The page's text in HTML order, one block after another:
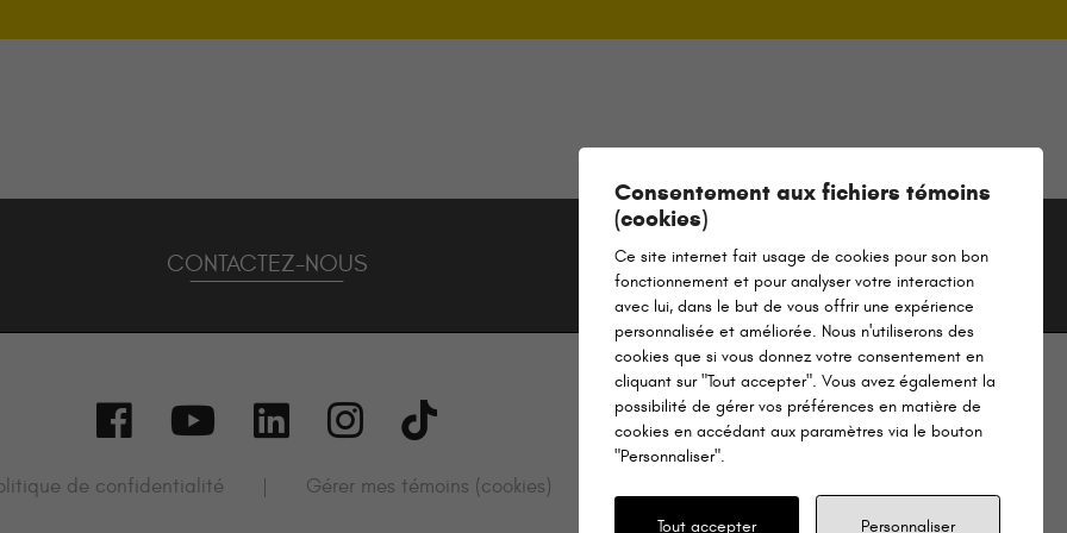
CONTACTEZ-NOUS
de confidentialité Gérer mes témoins (cookies)
Consentement aux fichiers témoins
(cookies)
Ce site internet fait usage de cookies pour son bon
fonctionnement et pour analyser votre interaction
avec lui, dans le but de vous offrir une expérience
personnalisée et améliorée. Nous n'utiliserons des
cookies que si vous donnez votre consentement en
cliquant sur "Tout accepter". Vous avez également la
possibilité de gérer vos préférences en matière de
cookies en accédant aux paramètres via le bouton
"Personnaliser".
Tout accepter Personnaliser